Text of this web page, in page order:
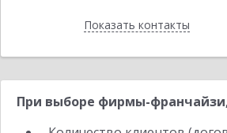
Показать контакты
Назад
При выборе фирмы-